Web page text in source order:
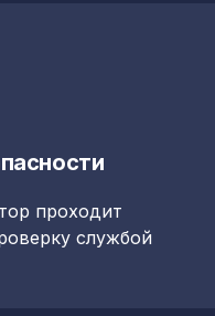
проходит
службой